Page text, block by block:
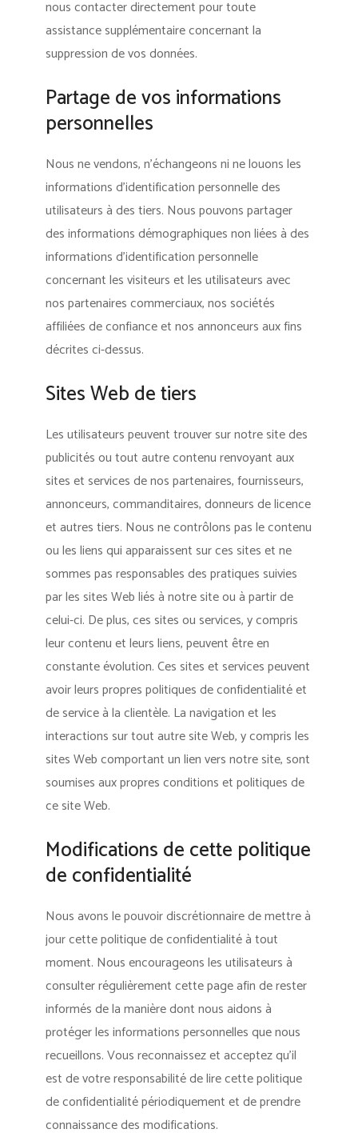
nous contacter directement pour toute
assistance supplémentaire concernant la
suppression de vos données.
Partage de vos informations
personnelles
Nous ne vendons, n’échangeons ni ne louons les
informations d’identification personnelle des
utilisateurs à des tiers. Nous pouvons partager
des informations démographiques non liées à des
informations d’identification personnelle
concernant les visiteurs et les utilisateurs avec
nos partenaires commerciaux, nos sociétés
affiliées de confiance et nos annonceurs aux fins
décrites ci-dessus.
Sites Web de tiers
Les utilisateurs peuvent trouver sur notre site des
publicités ou tout autre contenu renvoyant aux
sites et services de nos partenaires, fournisseurs,
annonceurs, commanditaires, donneurs de licence
et autres tiers. Nous ne contrôlons pas le contenu
ou les liens qui apparaissent sur ces sites et ne
sommes pas responsables des pratiques suivies
par les sites Web liés à notre site ou à partir de
celui-ci. De plus, ces sites ou services, y compris
leur contenu et leurs liens, peuvent être en
constante évolution. Ces sites et services peuvent
avoir leurs propres politiques de confidentialité et
de service à la clientèle. La navigation et les
interactions sur tout autre site Web, y compris les
sites Web comportant un lien vers notre site, sont
soumises aux propres conditions et politiques de
ce site Web.
Modifications de cette politique
de confidentialité
Nous avons le pouvoir discrétionnaire de mettre à
jour cette politique de confidentialité à tout
moment. Nous encourageons les utilisateurs à
consulter régulièrement cette page afin de rester
informés de la manière dont nous aidons à
protéger les informations personnelles que nous
recueillons. Vous reconnaissez et acceptez qu’il
est de votre responsabilité de lire cette politique
de confidentialité périodiquement et de prendre
connaissance des modifications.